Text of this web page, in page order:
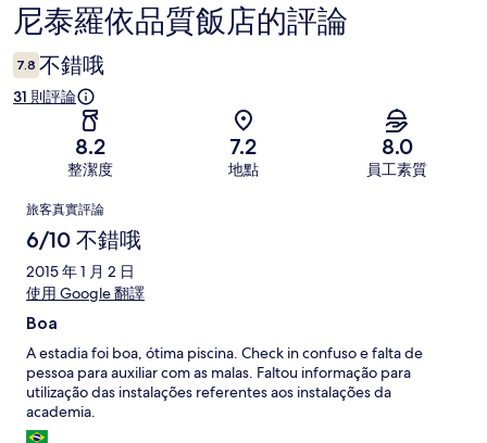
評
論
尼泰羅依品質飯店的評論
7.8 不錯哦
31 則評論
8.2
整潔度
7.2
地點
8.0
員工素質
評
論
旅客真實評論
6/10 不錯哦
2015 年 1 月 2 日
使用 Google 翻譯
Boa
A estadia foi boa, ótima piscina. Check in confuso e falta de
pessoa para auxiliar com as malas. Faltou informação para
utilização das instalações referentes aos instalações da
academia.